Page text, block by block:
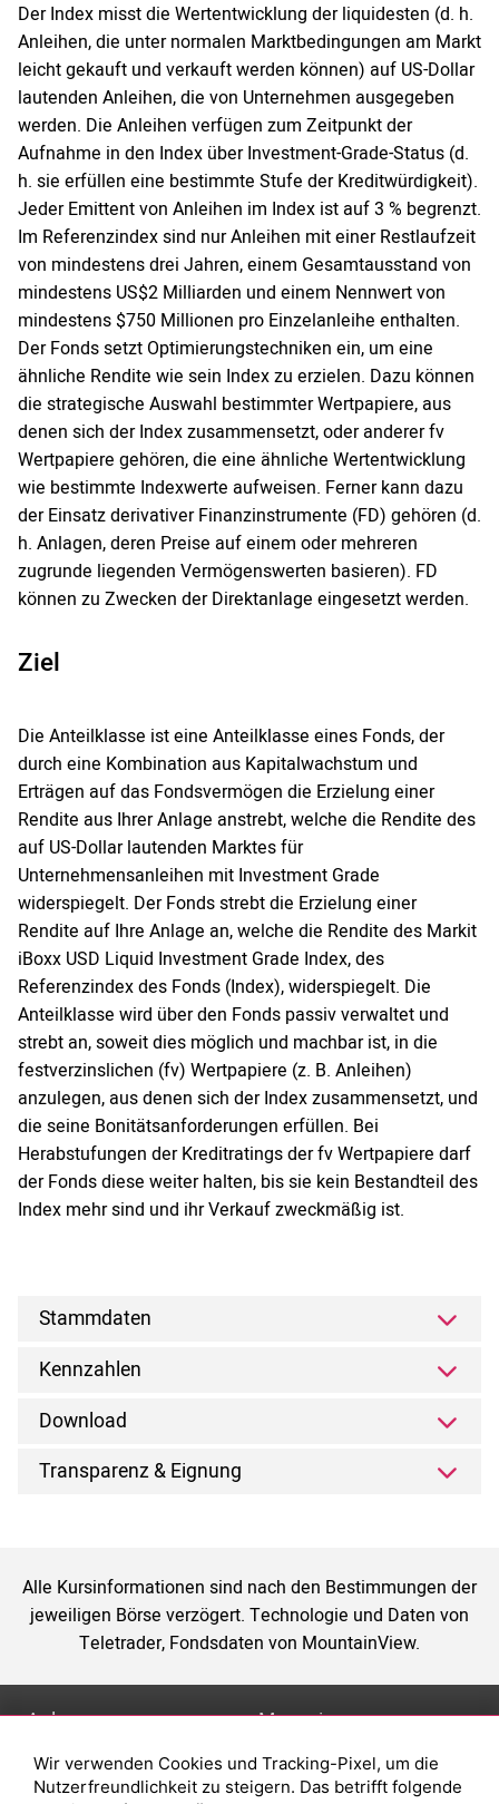
Der Index misst die Wertentwicklung der liquidesten (d. h.
Anleihen, die unter normalen Marktbedingungen am Markt
leicht gekauft und verkauft werden können) auf US-Dollar
lautenden Anleihen, die von Unternehmen ausgegeben
werden. Die Anleihen verfügen zum Zeitpunkt der
Aufnahme in den Index über Investment-Grade-Status (d.
h. sie erfüllen eine bestimmte Stufe der Kreditwürdigkeit).
Jeder Emittent von Anleihen im Index ist auf 3 % begrenzt.
Im Referenzindex sind nur Anleihen mit einer Restlaufzeit
von mindestens drei Jahren, einem Gesamtausstand von
mindestens US$2 Milliarden und einem Nennwert von
mindestens $750 Millionen pro Einzelanleihe enthalten.
Der Fonds setzt Optimierungstechniken ein, um eine
ähnliche Rendite wie sein Index zu erzielen. Dazu können
die strategische Auswahl bestimmter Wertpapiere, aus
denen sich der Index zusammensetzt, oder anderer fv
Wertpapiere gehören, die eine ähnliche Wertentwicklung
wie bestimmte Indexwerte aufweisen. Ferner kann dazu
der Einsatz derivativer Finanzinstrumente (FD) gehören (d.
h. Anlagen, deren Preise auf einem oder mehreren
zugrunde liegenden Vermögenswerten basieren). FD
können zu Zwecken der Direktanlage eingesetzt werden.
Ziel
Die Anteilklasse ist eine Anteilklasse eines Fonds, der
durch eine Kombination aus Kapitalwachstum und
Erträgen auf das Fondsvermögen die Erzielung einer
Rendite aus Ihrer Anlage anstrebt, welche die Rendite des
auf US-Dollar lautenden Marktes für
Unternehmensanleihen mit Investment Grade
widerspiegelt. Der Fonds strebt die Erzielung einer
Rendite auf Ihre Anlage an, welche die Rendite des Markit
iBoxx USD Liquid Investment Grade Index, des
Referenzindex des Fonds (Index), widerspiegelt. Die
Anteilklasse wird über den Fonds passiv verwaltet und
strebt an, soweit dies möglich und machbar ist, in die
festverzinslichen (fv) Wertpapiere (z. B. Anleihen)
anzulegen, aus denen sich der Index zusammensetzt, und
die seine Bonitätsanforderungen erfüllen. Bei
Herabstufungen der Kreditratings der fv Wertpapiere darf
der Fonds diese weiter halten, bis sie kein Bestandteil des
Index mehr sind und ihr Verkauf zweckmäßig ist.
Stammdaten
Kennzahlen
Download
Transparenz & Eignung
Alle Kursinformationen sind nach den Bestimmungen der
jeweiligen Börse verzögert. Technologie und Daten von
Teletrader, Fondsdaten von MountainView.
Anlage
Depot eröffnen
Magazin
Was sind sind ETFs?
Wir verwenden Cookies und Tracking-Pixel, um die
Nutzerfreundlichkeit zu steigern. Das betrifft folgende